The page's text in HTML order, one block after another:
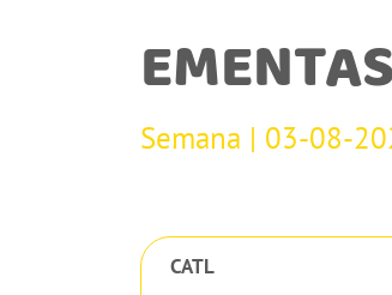
EMENTAS
Semana | 03-08-
CATL